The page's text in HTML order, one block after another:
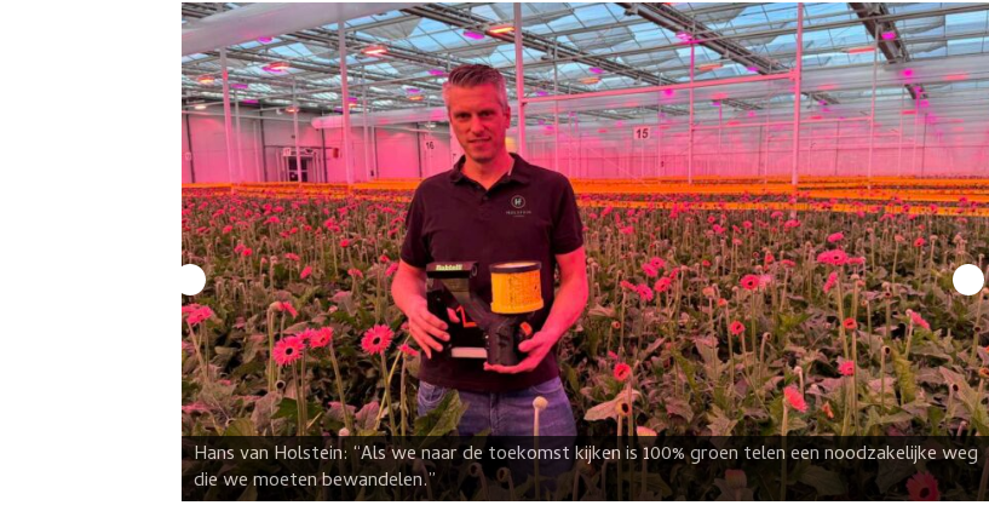
Hans van Holstein: “Als we naar de toekomst kijken is 100% groen telen een noodzakelijke weg
die we moeten bewandelen.”